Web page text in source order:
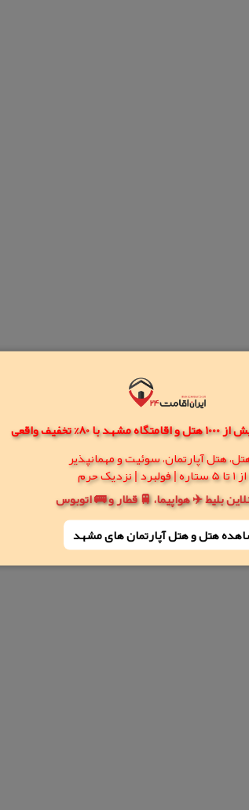
تخفیف واقعی
هتل آپارتمان، سوئیت و مهمانپذیر
| نزدیک حرم
بلیط ✈️ هواپیما، 🚆 قطار و 🚌 اتوبوس
هتل و هتل‌ آپارتمان های مشهد